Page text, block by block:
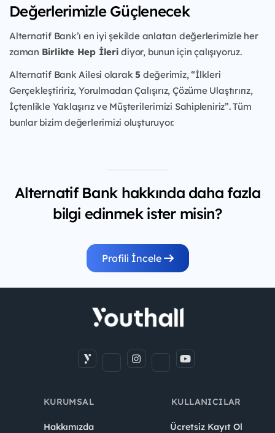
Değerlerimizle Güçlenecek
Alternatif Bank’ı en iyi şekilde anlatan değerlerimizle her
zaman Birlikte Hep İleridiyor, bunun için çalışıyoruz.
Alternatif Bank Ailesi olarak5 değerimiz, “İlkleri
Gerçekleştiririz, Yorulmadan Çalışırız, Çözüme Ulaştırırız,
İçtenlikle Yaklaşırız ve Müşterilerimizi Sahipleniriz”. Tüm
bunlar bizim değerlerimizi oluşturuyor.
Alternatif Bank hakkında daha fazla
bilgi edinmek ister misin?
Profili İncele
KURUMSAL
Hakkımızda
KULLANICILAR
Ücretsiz Kayıt Ol